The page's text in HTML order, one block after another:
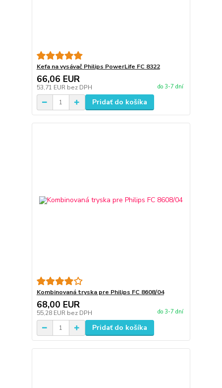
Kefa na vysávač Philips PowerLife FC 8322
66,06 EUR
53,71 EUR bez DPH do 3-7 dní
Pridať do košíka
Kombinovaná tryska pre Philips FC 8608/04
68,00 EUR
55,28 EUR bez DPH do 3-7 dní
Pridať do košíka